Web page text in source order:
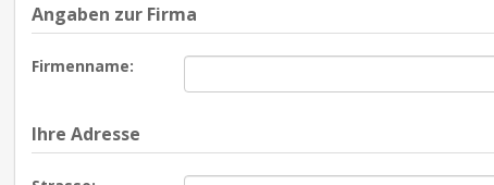
Angaben zur Firma
Firmenname:
Ihre Adresse